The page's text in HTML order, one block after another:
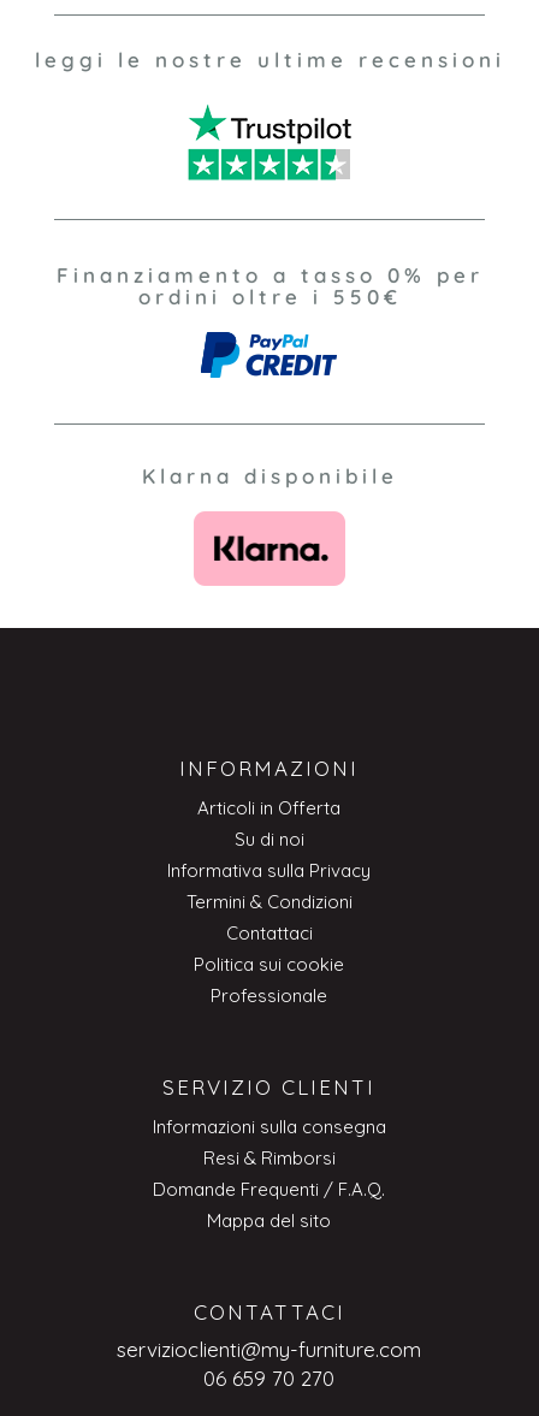
leggi le nostre ultime recensioni
Finanziamento a tasso 0% per
ordini oltre i 550€
Klarna disponibile
INFORMAZIONI
Articoli in Offerta
Su di noi
Informativa sulla Privacy
Termini & Condizioni
Contattaci
Politica sui cookie
Professionale
SERVIZIO CLIENTI
Informazioni sulla consegna
Resi & Rimborsi
Domande Frequenti / F.A.Q.
Mappa del sito
CONTATTACI
servizioclienti@my-furniture.com
06 659 70 270